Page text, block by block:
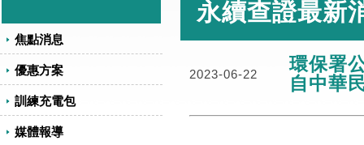
焦點消息
優惠方案
訓練充電包
媒體報導
永續查證最新
2023-06-22
環保署
自中華